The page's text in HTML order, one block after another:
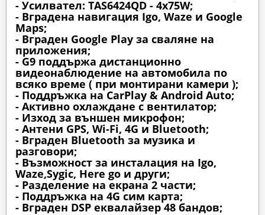
- Усилвател: TAS6424QD - 4x75W;
- Вградена навигация Igo, Waze и Google
Maps;
- Вграден Google Play за сваляне на
приложения;
- G9 поддържа дистанционно
видеонаблюдение на автомобила по
всяко време ( при монтирани камери );
- Поддръжка на CarPlay & Android Auto;
- Активно охлаждане с вентилатор;
- Изход за външен микрофон;
- Антени GPS, Wi-Fi, 4G и Bluetooth;
- Вграден Bluetooth за музика и
разговори;
- Възможност за инсталация на Igo,
Waze,Sygic, Here go и други;
- Разделение на екрана 2 части;
- Поддръжка на 4G сим карта;
- Вграден DSP еквалайзер 48 бандов;